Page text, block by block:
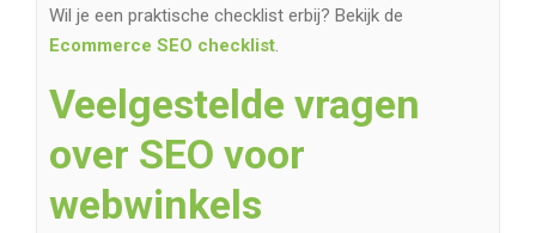
Wil je een praktische checklist erbij? Bekijk de
Ecommerce SEO checklist.
Veelgestelde vragen
over SEO voor
webwinkels